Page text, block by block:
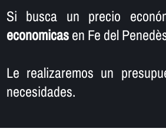
Si busca un precio
economicasen Fe del
Le realizaremos un
necesidades.